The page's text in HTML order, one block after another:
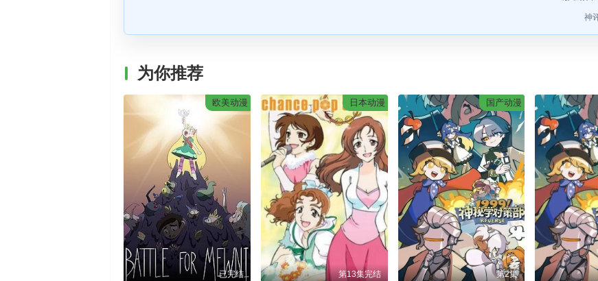
神
为你推荐
欧美动漫
已完结
日本动漫
第13集完结
国产动漫
第2集